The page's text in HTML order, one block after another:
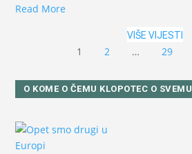
Read More
VIŠE VIJESTI
1 2 … 29
O KOME O ČEMU KLOPOTEC O SVEMU